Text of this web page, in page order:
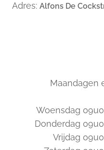
Adres: Alfons De
Maandagen
Woensdag
Donderdag
Vrijdag